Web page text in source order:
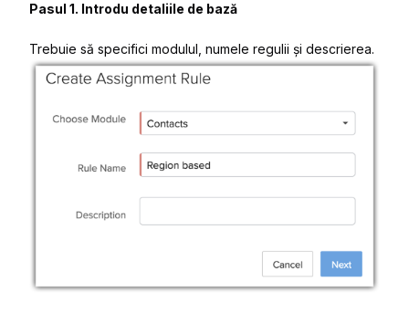
Pasul 1. Introdu detaliile de bază
Trebuie să specifici modulul, numele regulii și descrierea.